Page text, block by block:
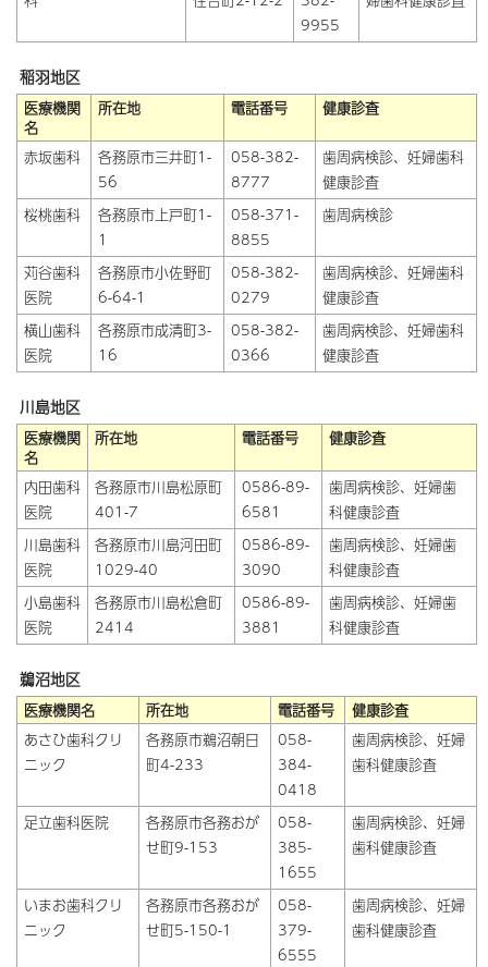
9955
稲羽地区
医療機関
名
所在地 電話番号 健康診査
赤坂歯科
各務原市三井町1-
56
058-382-
8777
歯周病検診、妊婦歯科
健康診査
桜桃歯科
各務原市上戸町1-
1
058-371-
8855
歯周病検診
苅谷歯科
医院
各務原市小佐野町
6-64-1
058-382-
0279
歯周病検診、妊婦歯科
健康診査
横山歯科
医院
各務原市成清町3-
16
058-382-
0366
歯周病検診、妊婦歯科
健康診査
川島地区
医療機関
名
所在地 電話番号 健康診査
内田歯科
医院
各務原市川島松原町
401-7
0586-89-
6581
歯周病検診、妊婦歯
科健康診査
川島歯科
医院
各務原市川島河田町
1029-40
0586-89-
3090
歯周病検診、妊婦歯
科健康診査
小島歯科
医院
各務原市川島松倉町
2414
0586-89-
3881
歯周病検診、妊婦歯
科健康診査
鵜沼地区
医療機関名 所在地 電話番号
健康診査
あさひ歯科クリ
ニック
各務原市鵜沼朝日
町4-233
058-
384-
0418
歯周病検診、妊婦
歯科健康診査
足立歯科医院
各務原市各務おが
せ町9-153
058-
385-
1655
歯周病検診、妊婦
歯科健康診査
いまお歯科クリ
ニック
各務原市各務おが
せ町5-150-1
058-
379-
6555
歯周病検診、妊婦
歯科健康診査